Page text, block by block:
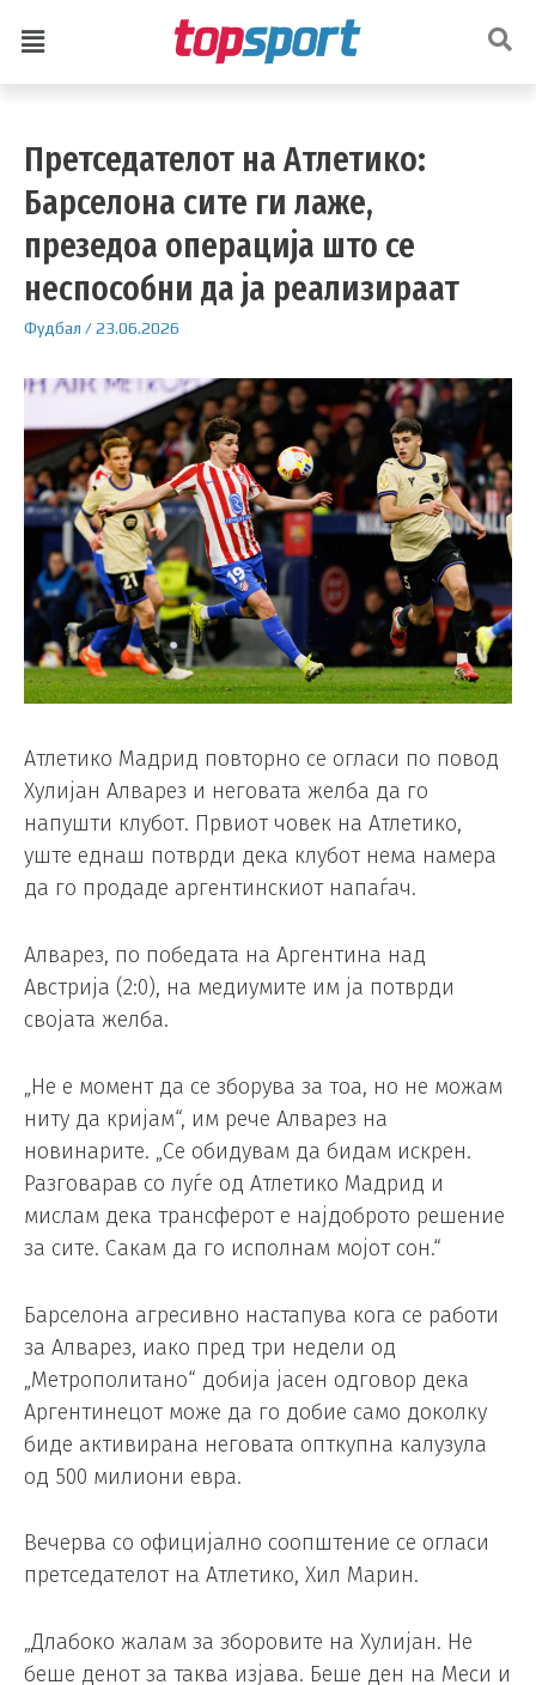
Претседателот на Атлетико:
Барселона сите ги лаже,
презедоа операција што се
неспособни да ја реализираат
Фудбал /23.06.2026
Атлетико Мадрид повторно се огласи по повод
Хулијан Алварез и неговата желба да го
напушти клубот. Првиот човек на Атлетико,
уште еднаш потврди дека клубот нема намера
да го продаде аргентинскиот напаѓач.
Алварез, по победата на Аргентина над
Австрија (2:0), на медиумите им ја потврди
својата желба.
„Не е момент да се зборува за тоа, но не можам
ниту да кријам“, им рече Алварез на
новинарите. „Се обидувам да бидам искрен.
Разговарав со луѓе од Атлетико Мадрид и
мислам дека трансферот е најдоброто решение
за сите. Сакам да го исполнам мојот сон.“
Барселона агресивно настапува кога се работи
за Алварез, иако пред три недели од
„Метрополитано“ добија јасен одговор дека
Аргентинецот може да го добие само доколку
биде активирана неговата опткупна калузула
од 500 милиони евра.
Вечерва со официјално соопштение се огласи
претседателот на Атлетико, Хил Марин.
„Длабоко жалам за зборовите на Хулијан. Не
беше денот за таква изјава. Беше ден на Меси и